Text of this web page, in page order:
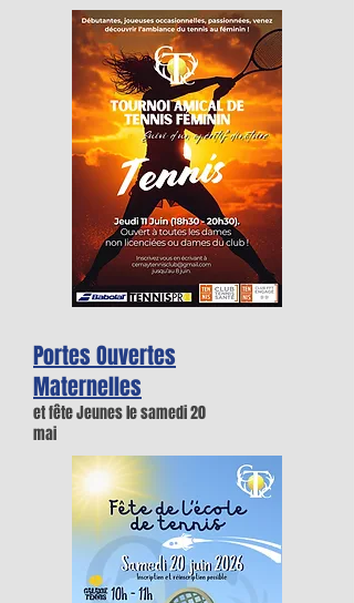
Portes Ouvertes
Maternelles
et fête Jeunes le samedi 20
mai